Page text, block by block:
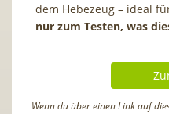
dem Hebezeug – ideal
nur zum Testen, was
Wenn du über einen Link auf